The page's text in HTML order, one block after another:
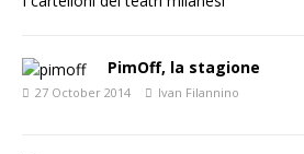
PimOff, la stagione
27 October 2014 Ivan Filannino